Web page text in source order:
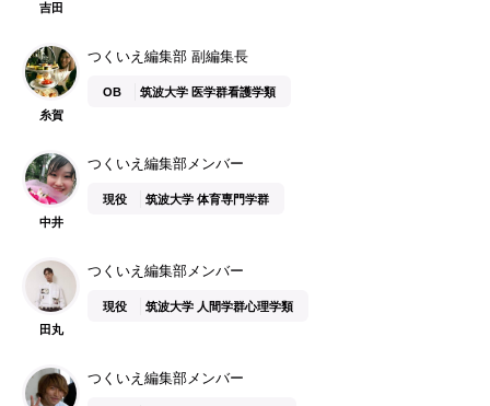
吉田
糸賀
つくいえ編集部 副編集長
OB 筑波大学 医学群看護学類
中井
つくいえ編集部メンバー
現役 筑波大学 体育専門学群
田丸
つくいえ編集部メンバー
現役 筑波大学 人間学群心理学類
つくいえ編集部メンバー